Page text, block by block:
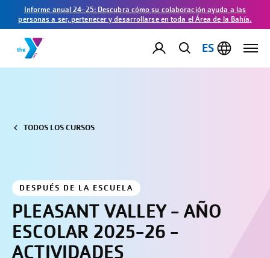
Informe anual 24-25: Descubra cómo su colaboración ayuda a las
personas a ser, pertenecer y desarrollarse en toda el Área de la Bahía.
ES
TODOS LOS CURSOS
DESPUÉS DE LA ESCUELA
PLEASANT VALLEY - AÑO
ESCOLAR 2025-26 -
ACTIVIDADES